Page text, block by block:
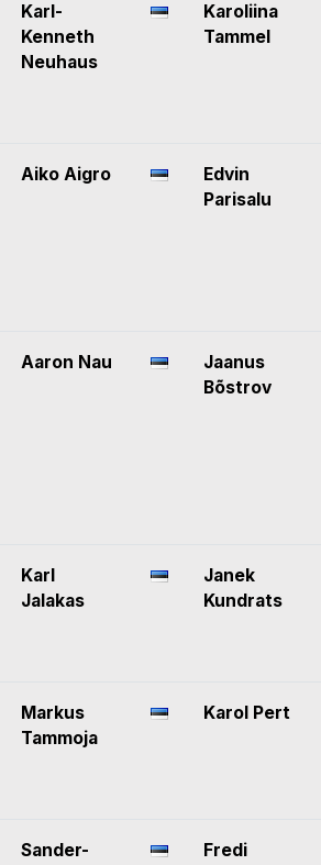
Karl-
Kenneth
Neuhaus
Karoliina
Tammel
Aiko Aigro
Edvin
Parisalu
Aaron Nau
Jaanus
Bõstrov
Karl
Jalakas
Janek
Kundrats
Markus
Tammoja
Karol Pert
Sander- Fredi